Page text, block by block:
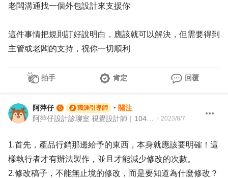
老闆溝通找一個外包設計來支援你
這件事情把規則訂好說明白，應該就可以解決，但需要得到
主管或老闆的支持，祝你一切順利
拍手 肯定 回覆
阿萍仔 職涯引導師 ・ 關注
・ 2023/8/7
1.首先，產品行銷那邊給予的東西，本身就應該要明確！這
樣執行者才有辦法製作，並且才能減少修改的次數。
2.修改稿子，不能無止境的修改，而是要知道為什麼修改？